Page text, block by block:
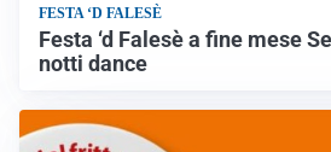
FESTA ‘D FALESÈ
Festa ‘d Falesè a fine mese
notti dance